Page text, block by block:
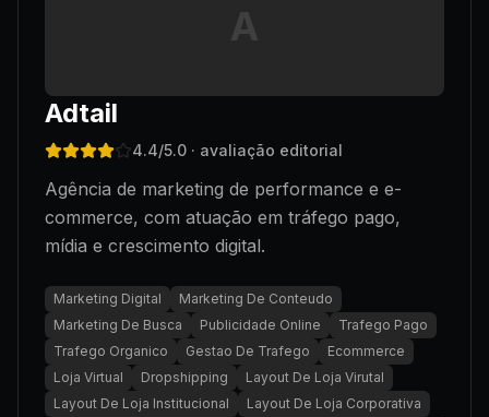
A
Adtail
4.4/5.0 · avaliação editorial
Agência de marketing de performance e e-
commerce, com atuação em tráfego pago,
mídia e crescimento digital.
Marketing Digital
Marketing De Conteudo
Marketing De Busca
Publicidade Online
Trafego Pago
Trafego Organico
Gestao De Trafego
Ecommerce
Loja Virtual
Dropshipping
Layout De Loja Virutal
Layout De Loja Institucional
Layout De Loja Corporativa